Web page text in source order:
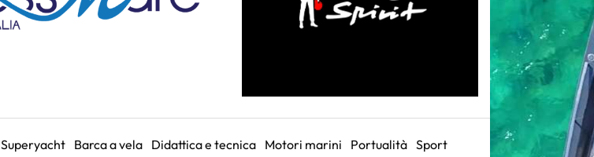
Superyacht Barca a vela Didattica e tecnica Motori marini Portualità Sport